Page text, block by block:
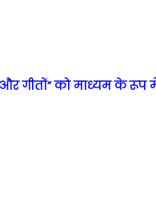
गीतों” को माध्यम के रूप में